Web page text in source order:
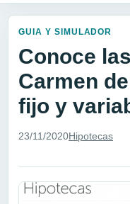
GUIA Y SIMULADOR
Conoce
Carmen
fijo y
23/11/2020Hipotecas